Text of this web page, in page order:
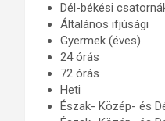
Dél-békési
Általános ifjúsági
Gyermek (éves)
24 órás
72 órás
Heti
Észak- Közép- és